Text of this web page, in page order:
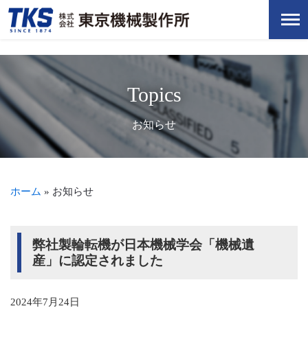
Topics
お知らせ
ホーム » お知らせ
弊社製輪転機が日本機械学会「機械遺
産」に認定されました
2024年7月24日